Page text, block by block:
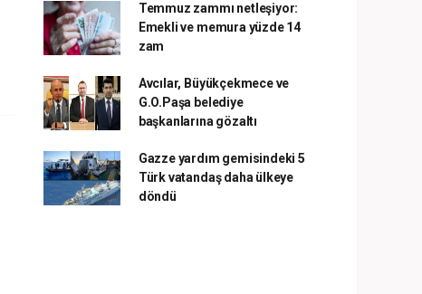
Temmuz zammı netleşiyor:
Emekli ve memura yüzde 14
zam
Avcılar, Büyükçekmece ve
G.O.Paşa belediye
başkanlarına gözaltı
Gazze yardım gemisindeki 5
Türk vatandaş daha ülkeye
döndü